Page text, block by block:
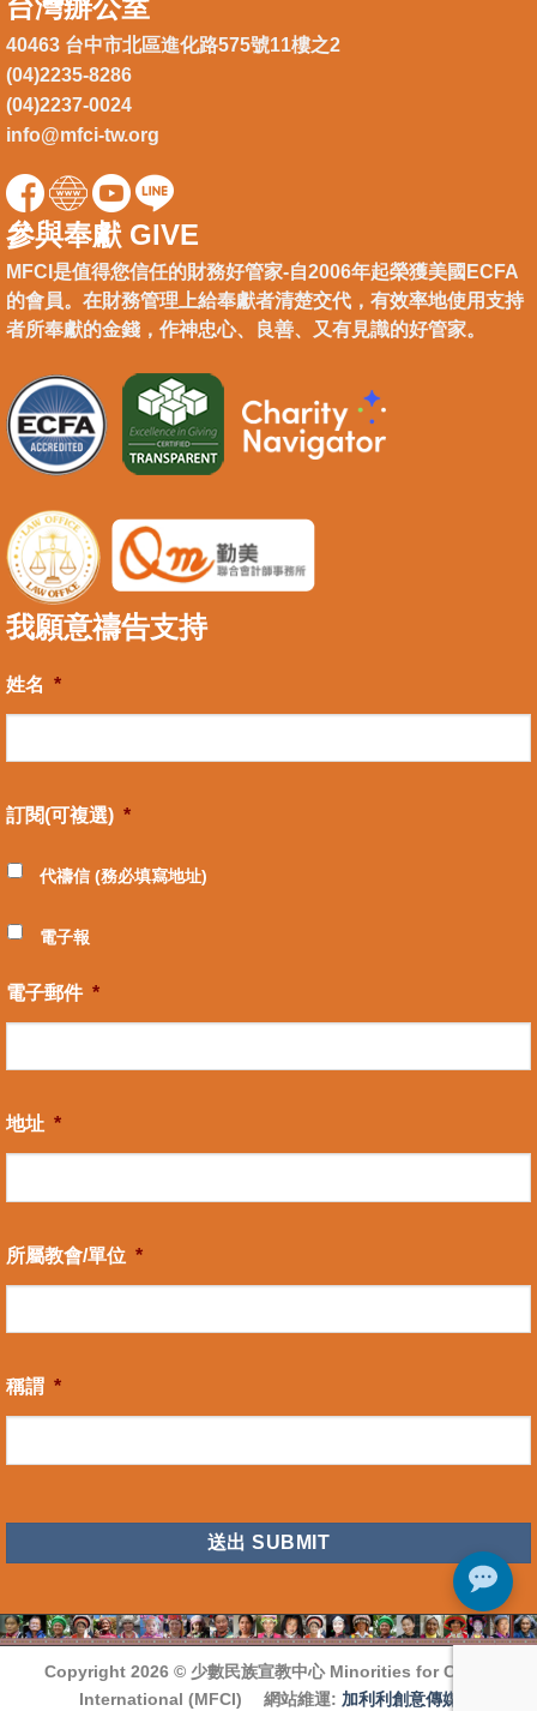
40463 台中市北區進化路575號11樓之2
(04)2235-8286
(04)2237-0024
info@mfci-tw.org
參與奉獻 GIVE
MFCI是值得您信任的財務好管家-自2006年起榮獲美國ECFA
的會員。在財務管理上給奉獻者清楚交代，有效率地使用支持
者所奉獻的金錢，作神忠心、良善、又有見識的好管家。
我願意禱告支持
姓名 *
訂閱(可複選) *
代禱信 (務必填寫地址)
電子報
電子郵件 *
地址 *
所屬教會/單位 *
稱謂 *
Copyright 2026 © 少數民族宣教中心 Minorities for Christ
International (MFCI) 網站維運: 加利利創意傳媒